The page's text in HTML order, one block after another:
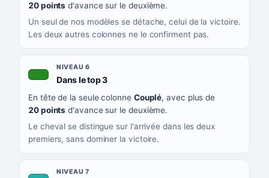
20 points d'avance sur le deuxième.
Un seul de nos modèles se détache, celui de la victoire.
Les deux autres colonnes ne le confirment pas.
NIVEAU 6
Dans le top 3, couleur verte
En tête de la seule colonne Couplé, avec plus de
20 points d'avance sur le deuxième.
Le cheval se distingue sur l'arrivée dans les deux
premiers, sans dominer la victoire.
NIVEAU 7